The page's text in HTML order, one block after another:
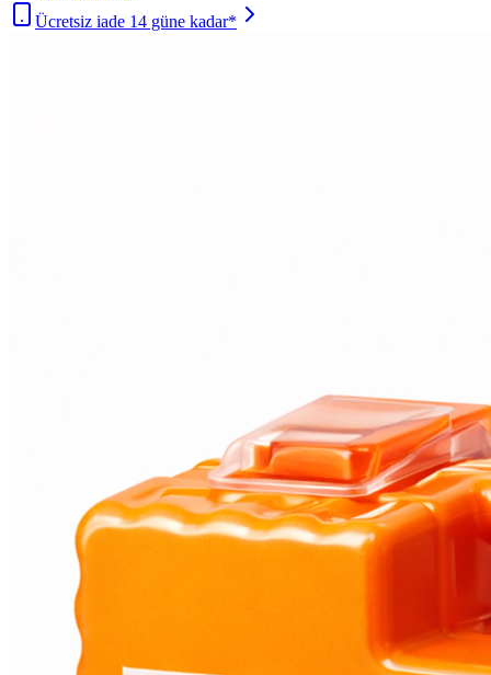
Ücretsiz iade 14 güne kadar*